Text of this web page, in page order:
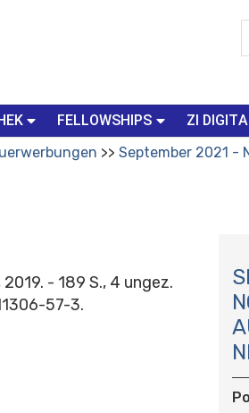
FELLOWSHIPS ZI
September 2021 -
- 189 S., 4 ungez.
57-3.
A
V
I
G
A
T
I